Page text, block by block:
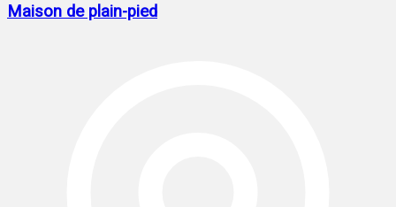
Maison de plain-pied